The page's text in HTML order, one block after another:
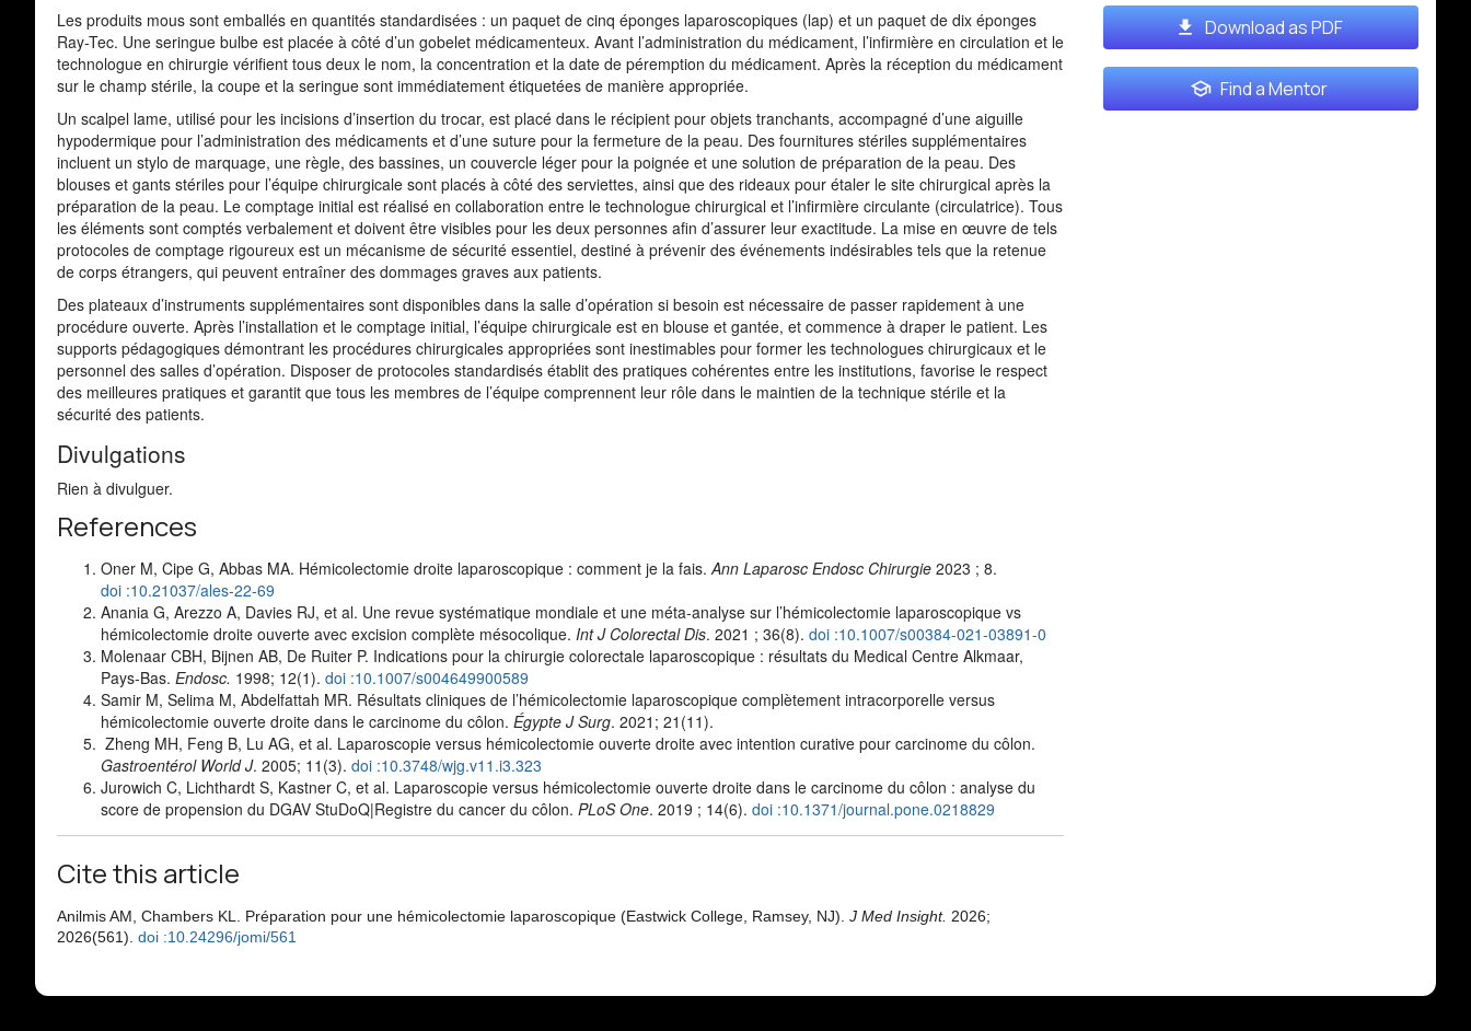
Les produits mous sont emballés en quantités standardisées : un paquet de cinq éponges laparoscopiques (lap) et un paquet de dix éponges
Ray-Tec. Une seringue bulbe est placée à côté d’un gobelet médicamenteux. Avant l’administration du médicament, l’infirmière en circulation et le
technologue en chirurgie vérifient tous deux le nom, la concentration et la date de péremption du médicament. Après la réception du médicament
sur le champ stérile, la coupe et la seringue sont immédiatement étiquetées de manière appropriée.
Un scalpel lame, utilisé pour les incisions d’insertion du trocar, est placé dans le récipient pour objets tranchants, accompagné d’une aiguille
hypodermique pour l’administration des médicaments et d’une suture pour la fermeture de la peau. Des fournitures stériles supplémentaires
incluent un stylo de marquage, une règle, des bassines, un couvercle léger pour la poignée et une solution de préparation de la peau. Des
blouses et gants stériles pour l’équipe chirurgicale sont placés à côté des serviettes, ainsi que des rideaux pour étaler le site chirurgical après la
préparation de la peau. Le comptage initial est réalisé en collaboration entre le technologue chirurgical et l’infirmière circulante (circulatrice). Tous
les éléments sont comptés verbalement et doivent être visibles pour les deux personnes afin d’assurer leur exactitude. La mise en œuvre de tels
protocoles de comptage rigoureux est un mécanisme de sécurité essentiel, destiné à prévenir des événements indésirables tels que la retenue
de corps étrangers, qui peuvent entraîner des dommages graves aux patients.
Des plateaux d’instruments supplémentaires sont disponibles dans la salle d’opération si besoin est nécessaire de passer rapidement à une
procédure ouverte. Après l’installation et le comptage initial, l’équipe chirurgicale est en blouse et gantée, et commence à draper le patient. Les
supports pédagogiques démontrant les procédures chirurgicales appropriées sont inestimables pour former les technologues chirurgicaux et le
personnel des salles d’opération. Disposer de protocoles standardisés établit des pratiques cohérentes entre les institutions, favorise le respect
des meilleures pratiques et garantit que tous les membres de l’équipe comprennent leur rôle dans le maintien de la technique stérile et la
sécurité des patients.
Divulgations
Rien à divulguer.
References
Oner M, Cipe G, Abbas MA. Hémicolectomie droite laparoscopique : comment je la fais.Ann Laparosc Endosc Chirurgie 2023 ; 8.
doi :10.21037/ales-22-69
Anania G, Arezzo A, Davies RJ, et al. Une revue systématique mondiale et une méta-analyse sur l’hémicolectomie laparoscopique vs
hémicolectomie droite ouverte avec excision complète mésocolique. Int J Colorectal Dis. 2021 ; 36(8). doi :10.1007/s00384-021-03891-0
Molenaar CBH, Bijnen AB, De Ruiter P. Indications pour la chirurgie colorectale laparoscopique : résultats du Medical Centre Alkmaar,
Pays-Bas. Endosc. 1998; 12(1). doi :10.1007/s004649900589
Samir M, Selima M, Abdelfattah MR. Résultats cliniques de l’hémicolectomie laparoscopique complètement intracorporelle versus
hémicolectomie ouverte droite dans le carcinome du côlon. Égypte J Surg. 2021; 21(11).
Zheng MH, Feng B, Lu AG, et al. Laparoscopie versus hémicolectomie ouverte droite avec intention curative pour carcinome du côlon.
Gastroentérol World J. 2005; 11(3). doi :10.3748/wjg.v11.i3.323
Jurowich C, Lichthardt S, Kastner C, et al. Laparoscopie versus hémicolectomie ouverte droite dans le carcinome du côlon : analyse du
score de propension du DGAV StuDoQ|Registre du cancer du côlon. PLoS One. 2019 ; 14(6). doi :10.1371/journal.pone.0218829
Cite this article
Anilmis AM, Chambers KL. Préparation pour une hémicolectomie laparoscopique (Eastwick College, Ramsey, NJ). J Med Insight. 2026;
2026(561). doi :10.24296/jomi/561
Download as PDF
Find a Mentor